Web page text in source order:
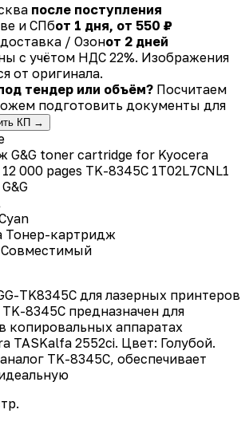
после поступления
и СПбот 1 дня, от 550 ₽
/ Озонот 2 дней
с учётом НДС 22%. Изображения
от оригинала.
тендер или объём? Посчитаем
подготовить документы для
КП →
G&G toner cartridge for Kyocera
000 pages TK-8345C 1T02L7CNL1
G&G
Тонер-картридж
Совместимый
TK8345C для лазерных принтеров
8345C предназначен для
копировальных аппаратах
TASKalfa 2552ci. Цвет: Голубой.
TK-8345C, обеспечивает